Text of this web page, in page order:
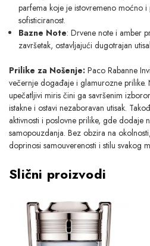
parfema koje je istovremeno moćno
sofisticiranost.
Bazne Note: Drvene note i amber
završetak, ostavljajući dugotrajan
Prilike za Nošenje: Paco Rabanne
večernje događaje i glamurozne prilike.
upečatljivi miris čini ga savršenim
istakne i ostavi nezaboravan utisak.
aktivnosti i poslovne prilike, gde dodaje
samopouzdanja. Bez obzira na
doprinosi samouverenosti i stilu svakog
Slični proizvodi